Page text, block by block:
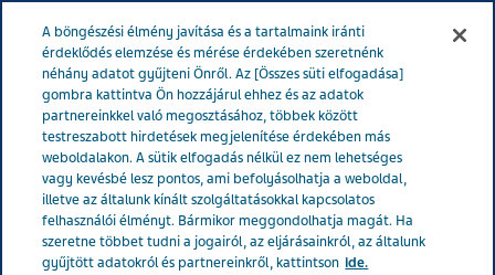
Magyarország Termékek Product Catalog
mentol szopogató tabletta 40x
Dorithricin mentol
szopogató tabletta 40x
A böngészési élmény javítása és a tartalmaink iránti
érdeklődés elemzése és mérése érdekében szeretnénk
néhány adatot gyűjteni Önről. Az [Összes süti elfogadása]
gombra kattintva Ön hozzájárul ehhez és az adatok
partnereinkkel való megosztásához, többek között
testreszabott hirdetések megjelenítése érdekében más
weboldalakon. A sütik elfogadás nélkül ez nem lehetséges
vagy kevésbé lesz pontos, ami befolyásolhatja a weboldal,
illetve az általunk kínált szolgáltatásokkal kapcsolatos
felhasználói élményt. Bármikor meggondolhatja magát. Ha
szeretne többet tudni a jogairól, az eljárásainkról, az általunk
gyűjtött adatokról és partnereinkről, kattintson ide.